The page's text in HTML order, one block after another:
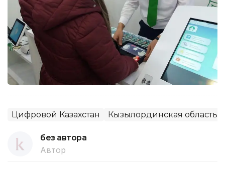
Цифровой Казахстан Кызылординская область
без автора
Автор